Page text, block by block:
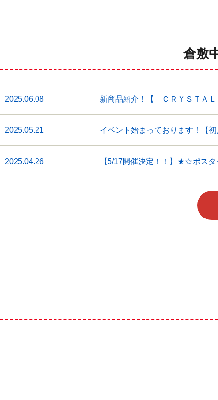
倉敷
2025.06.08 新商品紹介！【 ＣＲＹＳＴＡ
2025.05.21 イベント始まっております！【
2025.04.26 【5/17開催決定！！】★☆ポス